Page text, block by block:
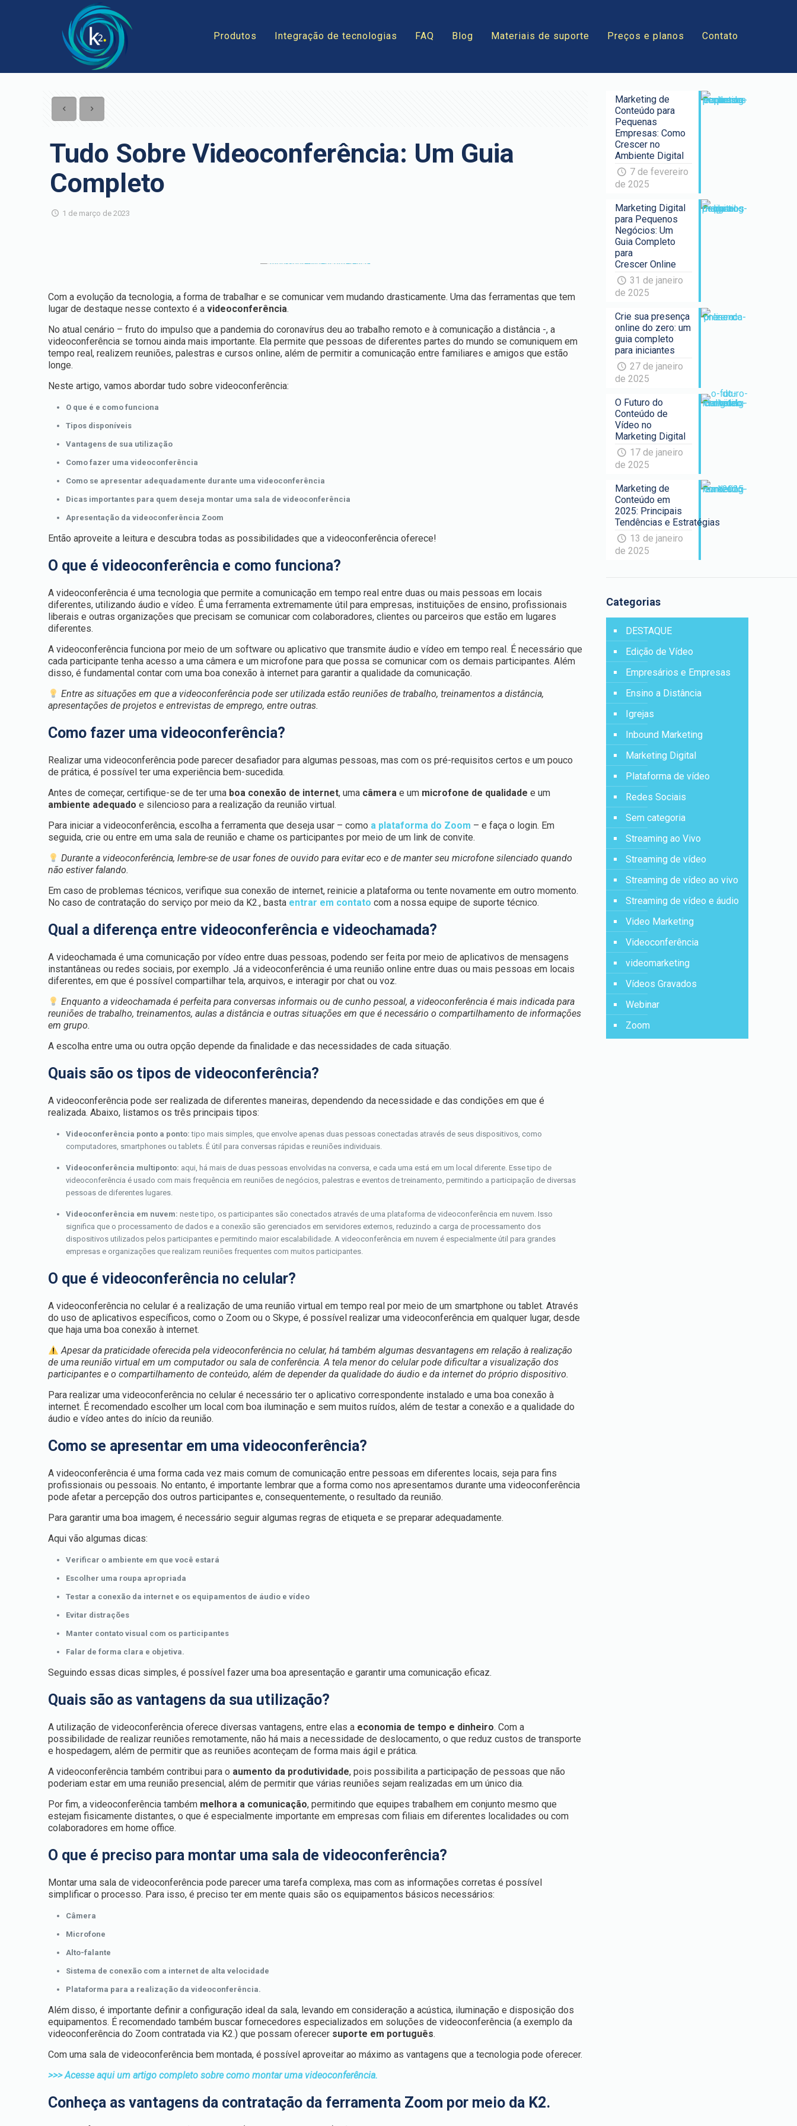
Produtos Integração de tecnologias FAQ Blog Materiais de suporte Preços e planos Contato
Tudo Sobre Videoconferência: Um Guia
Completo
1 de março de 2023
Com a evolução da tecnologia, a forma de trabalhar e se comunicar vem mudando drasticamente. Uma das ferramentas que tem
lugar de destaque nesse contexto é avideoconferência.
No atual cenário – fruto do impulso que a pandemia do coronavírus deu ao trabalho remoto e à comunicação a distância -, a
videoconferência se tornou ainda mais importante. Ela permite que pessoas de diferentes partes do mundo se comuniquem em
tempo real, realizem reuniões, palestras e cursos online, além de permitir a comunicação entre familiares e amigos que estão
longe.
Neste artigo, vamos abordar tudo sobre videoconferência:
O que é e como funciona
Tipos disponíveis
Vantagens de sua utilização
Como fazer uma videoconferência
Como se apresentar adequadamente durante uma videoconferência
Dicas importantes para quem deseja montar uma sala de videoconferência
Apresentação da videoconferência Zoom
Então aproveite a leitura e descubra todas as possibilidades que a videoconferência oferece!
O que é videoconferência e como funciona?
A videoconferência é uma tecnologia que permite a comunicação em tempo real entre duas ou mais pessoas em locais
diferentes, utilizando áudio e vídeo. É uma ferramenta extremamente útil para empresas, instituições de ensino, profissionais
liberais e outras organizações que precisam se comunicar com colaboradores, clientes ou parceiros que estão em lugares
diferentes.
A videoconferência funciona por meio de um software ou aplicativo que transmite áudio e vídeo em tempo real. É necessário que
cada participante tenha acesso a uma câmera e um microfone para que possa se comunicar com os demais participantes. Além
disso, é fundamental contar com uma boa conexão à internet para garantir a qualidade da comunicação.
Entre as situações em que a videoconferência pode ser utilizada estão reuniões de trabalho, treinamentos a distância,
apresentações de projetos e entrevistas de emprego, entre outras.
Como fazer uma videoconferência?
Realizar uma videoconferência pode parecer desafiador para algumas pessoas, mas com os pré-requisitos certos e um pouco
de prática, é possível ter uma experiência bem-sucedida.
Antes de começar, certifique-se de ter uma boa conexão de internet, uma câmera e um microfone de qualidade e um
ambiente adequado e silencioso para a realização da reunião virtual.
Para iniciar a videoconferência, escolha a ferramenta que deseja usar – como a plataforma do Zoom – e faça o login. Em
seguida, crie ou entre em uma sala de reunião e chame os participantes por meio de um link de convite.
Durante a videoconferência, lembre-se de usar fones de ouvido para evitar eco e de manter seu microfone silenciado quando
não estiver falando.
Em caso de problemas técnicos, verifique sua conexão de internet, reinicie a plataforma ou tente novamente em outro momento.
No caso de contratação do serviço por meio da K2., basta entrar em contato com a nossa equipe de suporte técnico.
Qual a diferença entre videoconferência e videochamada?
A videochamada é uma comunicação por vídeo entre duas pessoas, podendo ser feita por meio de aplicativos de mensagens
instantâneas ou redes sociais, por exemplo. Já a videoconferência é uma reunião online entre duas ou mais pessoas em locais
diferentes, em que é possível compartilhar tela, arquivos, e interagir por chat ou voz.
Enquanto a videochamada é perfeita para conversas informais ou de cunho pessoal, a videoconferência é mais indicada para
reuniões de trabalho, treinamentos, aulas a distância e outras situações em que é necessário o compartilhamento de informações
em grupo.
A escolha entre uma ou outra opção depende da finalidade e das necessidades de cada situação.
Quais são os tipos de videoconferência?
A videoconferência pode ser realizada de diferentes maneiras, dependendo da necessidade e das condições em que é
realizada. Abaixo, listamos os três principais tipos:
Videoconferência ponto a ponto: tipo mais simples, que envolve apenas duas pessoas conectadas através de seus dispositivos, como
computadores, smartphones ou tablets. É útil para conversas rápidas e reuniões individuais.
Videoconferência multiponto: aqui, há mais de duas pessoas envolvidas na conversa, e cada uma está em um local diferente. Esse tipo de
videoconferência é usado com mais frequência em reuniões de negócios, palestras e eventos de treinamento, permitindo a participação de diversas
pessoas de diferentes lugares.
Videoconferência em nuvem: neste tipo, os participantes são conectados através de uma plataforma de videoconferência em nuvem. Isso
significa que o processamento de dados e a conexão são gerenciados em servidores externos, reduzindo a carga de processamento dos
dispositivos utilizados pelos participantes e permitindo maior escalabilidade. A videoconferência em nuvem é especialmente útil para grandes
empresas e organizações que realizam reuniões frequentes com muitos participantes.
O que é videoconferência no celular?
A videoconferência no celular é a realização de uma reunião virtual em tempo real por meio de um smartphone ou tablet. Através
do uso de aplicativos específicos, como o Zoom ou o Skype, é possível realizar uma videoconferência em qualquer lugar, desde
que haja uma boa conexão à internet.
Apesar da praticidade oferecida pela videoconferência no celular, há também algumas desvantagens em relação à realização
de uma reunião virtual em um computador ou sala de conferência. A tela menor do celular pode dificultar a visualização dos
participantes e o compartilhamento de conteúdo, além de depender da qualidade do áudio e da internet do próprio dispositivo.
Para realizar uma videoconferência no celular é necessário ter o aplicativo correspondente instalado e uma boa conexão à
internet. É recomendado escolher um local com boa iluminação e sem muitos ruídos, além de testar a conexão e a qualidade do
áudio e vídeo antes do início da reunião.
Como se apresentar em uma videoconferência?
A videoconferência é uma forma cada vez mais comum de comunicação entre pessoas em diferentes locais, seja para fins
profissionais ou pessoais. No entanto, é importante lembrar que a forma como nos apresentamos durante uma videoconferência
pode afetar a percepção dos outros participantes e, consequentemente, o resultado da reunião.
Para garantir uma boa imagem, é necessário seguir algumas regras de etiqueta e se preparar adequadamente.
Aqui vão algumas dicas:
Verificar o ambiente em que você estará
Escolher uma roupa apropriada
Testar a conexão da internet e os equipamentos de áudio e vídeo
Evitar distrações
Manter contato visual com os participantes
Falar de forma clara e objetiva.
Seguindo essas dicas simples, é possível fazer uma boa apresentação e garantir uma comunicação eficaz.
Quais são as vantagens da sua utilização?
A utilização de videoconferência oferece diversas vantagens, entre elas a economia de tempo e dinheiro. Com a
possibilidade de realizar reuniões remotamente, não há mais a necessidade de deslocamento, o que reduz custos de transporte
e hospedagem, além de permitir que as reuniões aconteçam de forma mais ágil e prática.
A videoconferência também contribui para o aumento da produtividade, pois possibilita a participação de pessoas que não
poderiam estar em uma reunião presencial, além de permitir que várias reuniões sejam realizadas em um único dia.
Por fim, a videoconferência também melhora a comunicação, permitindo que equipes trabalhem em conjunto mesmo que
estejam fisicamente distantes, o que é especialmente importante em empresas com filiais em diferentes localidades ou com
colaboradores em home office.
O que é preciso para montar uma sala de videoconferência?
Montar uma sala de videoconferência pode parecer uma tarefa complexa, mas com as informações corretas é possível
simplificar o processo. Para isso, é preciso ter em mente quais são os equipamentos básicos necessários:
Câmera
Microfone
Alto-falante
Sistema de conexão com a internet de alta velocidade
Plataforma para a realização da videoconferência.
Além disso, é importante definir a configuração ideal da sala, levando em consideração a acústica, iluminação e disposição dos
equipamentos. É recomendado também buscar fornecedores especializados em soluções de videoconferência (a exemplo da
videoconferência do Zoom contratada via K2.) que possam oferecer suporte em português.
Com uma sala de videoconferência bem montada, é possível aproveitar ao máximo as vantagens que a tecnologia pode oferecer.
>>> Acesse aqui um artigo completo sobre como montar uma videoconferência.
Conheça as vantagens da contratação da ferramenta Zoom por meio da K2.
Marketing de
Conteúdo para
Pequenas
Empresas: Como
Crescer no
Ambiente Digital
7 de fevereiro
de 2025
Marketing Digital
para Pequenos
Negócios: Um
Guia Completo
para
Crescer Online
31 de janeiro
de 2025
Crie sua presença
online do zero: um
guia completo
para iniciantes
27 de janeiro
de 2025
O Futuro do
Conteúdo de
Vídeo no
Marketing Digital
17 de janeiro
de 2025
Marketing de
Conteúdo em
2025: Principais
Tendências e Estratégias
13 de janeiro
de 2025
Categorias
DESTAQUE
Edição de Vídeo
Empresários e Empresas
Ensino a Distância
Igrejas
Inbound Marketing
Marketing Digital
Plataforma de vídeo
Redes Sociais
Sem categoria
Streaming ao Vivo
Streaming de vídeo
Streaming de vídeo ao vivo
Streaming de vídeo e áudio
Video Marketing
Videoconferência
videomarketing
Vídeos Gravados
Webinar
Zoom